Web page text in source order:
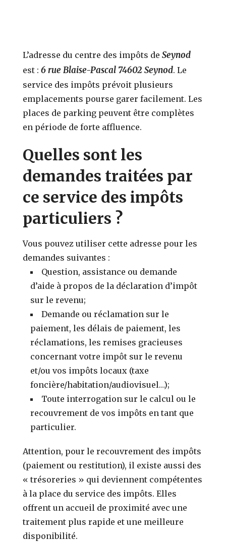
L’adresse du centre des impôts deSeynod
est :6 rue Blaise-Pascal 74602 Seynod. Le
service des impôts prévoit plusieurs
emplacements pourse garer facilement. Les
places de parking peuvent être complètes
en période de forte affluence.
Quelles sont les
demandes traitées par
ce service des impôts
particuliers ?
Vous pouvez utiliser cette adresse pour les
demandes suivantes :
Question, assistance ou demande
d’aide à propos de la déclaration d’impôt
sur le revenu;
Demande ou réclamation sur le
paiement, les délais de paiement, les
réclamations, les remises gracieuses
concernant votre impôt sur le revenu
et/ou vos impôts locaux (taxe
foncière/habitation/audiovisuel…);
Toute interrogation sur le calcul ou le
recouvrement de vos impôts en tant que
particulier.
Attention, pour le recouvrement des impôts
(paiement ou restitution), il existe aussi des
« trésoreries » qui deviennent compétentes
à la place du service des impôts. Elles
offrent un accueil de proximité avec une
traitement plus rapide et une meilleure
disponibilité.